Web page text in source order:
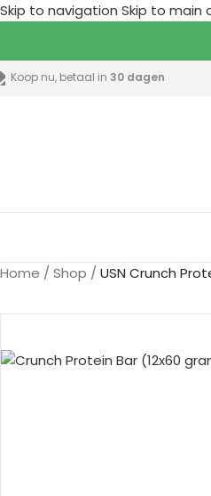
Skip to navigation Skip to main
Koop nu, betaal in 30 dagen
Home / Shop / USN Crunch